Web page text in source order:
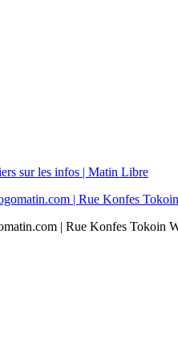
sur les infos | Matin Libre
| Rue Konfes Tokoin